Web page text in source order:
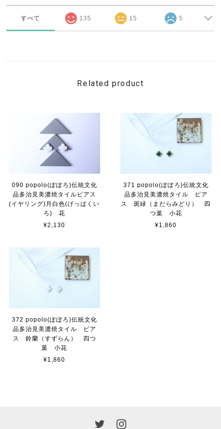
すべて 135 15 5
Related product
090 popolo(ぽぽろ)伝統文化
品多治見美濃焼タイルピアス
(イヤリング)月白色(げっぱくい
ろ) 花
¥2,130
371 popolo(ぽぽろ)伝統文化
品多治見美濃焼タイル ピア
ス 斑緑（まだらみどり） 四
つ葉 小花
¥1,860
372 popolo(ぽぽろ)伝統文化
品多治見美濃焼タイル ピア
ス 鈴蘭（すずらん） 四つ
葉 小花
¥1,860